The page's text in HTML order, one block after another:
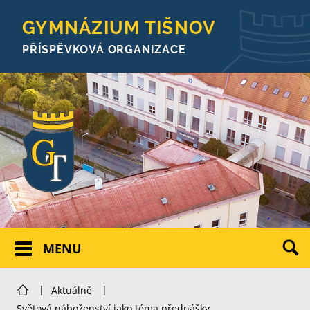
GYMNÁZIUM TIŠNOV
PŘÍSPĚVKOVÁ ORGANIZACE
MENU
| Aktuálně
|